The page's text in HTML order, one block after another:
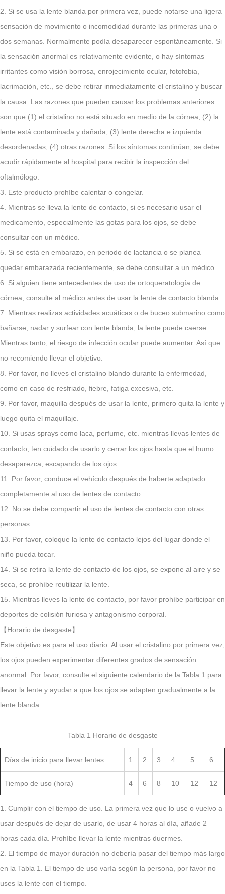
2. Si se usa la lente blanda por primera vez, puede notarse una ligera
sensación de movimiento o incomodidad durante las primeras una o
dos semanas. Normalmente podía desaparecer espontáneamente. Si
la sensación anormal es relativamente evidente, o hay síntomas
irritantes como visión borrosa, enrojecimiento ocular, fotofobia,
lacrimación, etc., se debe retirar inmediatamente el cristalino y buscar
la causa. Las razones que pueden causar los problemas anteriores
son que (1) el cristalino no está situado en medio de la córnea; (2) la
lente está contaminada y dañada; (3) lente derecha e izquierda
desordenadas; (4) otras razones. Si los síntomas continúan, se debe
acudir rápidamente al hospital para recibir la inspección del
oftalmólogo.
3. Este producto prohíbe calentar o congelar.
4. Mientras se lleva la lente de contacto, si es necesario usar el
medicamento, especialmente las gotas para los ojos, se debe
consultar con un médico.
5. Si se está en embarazo, en periodo de lactancia o se planea
quedar embarazada recientemente, se debe consultar a un médico.
6. Si alguien tiene antecedentes de uso de ortoqueratología de
córnea, consulte al médico antes de usar la lente de contacto blanda.
7. Mientras realizas actividades acuáticas o de buceo submarino como
bañarse, nadar y surfear con lente blanda, la lente puede caerse.
Mientras tanto, el riesgo de infección ocular puede aumentar. Así que
no recomiendo llevar el objetivo.
8. Por favor, no lleves el cristalino blando durante la enfermedad,
como en caso de resfriado, fiebre, fatiga excesiva, etc.
9. Por favor, maquilla después de usar la lente, primero quita la lente y
luego quita el maquillaje.
10. Si usas sprays como laca, perfume, etc. mientras llevas lentes de
contacto, ten cuidado de usarlo y cerrar los ojos hasta que el humo
desaparezca, escapando de los ojos.
11. Por favor, conduce el vehículo después de haberte adaptado
completamente al uso de lentes de contacto.
12. No se debe compartir el uso de lentes de contacto con otras
personas.
13. Por favor, coloque la lente de contacto lejos del lugar donde el
niño pueda tocar.
14. Si se retira la lente de contacto de los ojos, se expone al aire y se
seca, se prohíbe reutilizar la lente.
15. Mientras lleves la lente de contacto, por favor prohíbe participar en
deportes de colisión furiosa y antagonismo corporal.
【Horario de desgaste】
Este objetivo es para el uso diario. Al usar el cristalino por primera vez,
los ojos pueden experimentar diferentes grados de sensación
anormal. Por favor, consulte el siguiente calendario de la Tabla 1 para
llevar la lente y ayudar a que los ojos se adapten gradualmente a la
lente blanda.
Tabla 1 Horario de desgaste
Días de inicio para llevar lentes 1 2 3 4 5 6
Tiempo de uso (hora) 4 6 8 10 12 12
1. Cumplir con el tiempo de uso. La primera vez que lo use o vuelvo a
usar después de dejar de usarlo, de usar 4 horas al día, añade 2
horas cada día. Prohíbe llevar la lente mientras duermes.
2. El tiempo de mayor duración no debería pasar del tiempo más largo
en la Tabla 1. El tiempo de uso varía según la persona, por favor no
uses la lente con el tiempo.